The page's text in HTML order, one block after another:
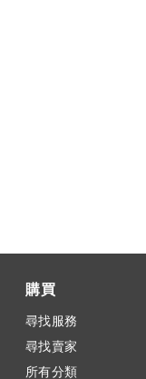
購買
尋找服務
尋找賣家
所有分類